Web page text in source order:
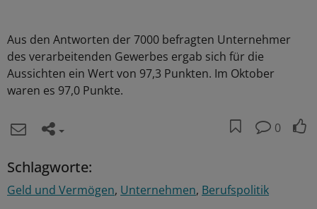
Aus den Antworten der 7000 befragten Unternehmer
des verarbeitenden Gewerbes ergab sich für die
Aussichten ein Wert von 97,3 Punkten. Im Oktober
waren es 97,0 Punkte.
0
Schlagworte:
Geld und Vermögen Unternehmen Berufspolitik